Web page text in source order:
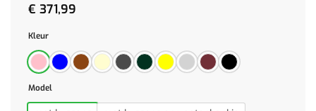
€ 371,99
Kleur
Model